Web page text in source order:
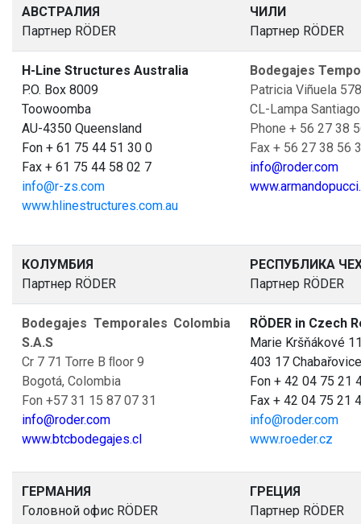
АВСТРАЛИЯ
Партнер RÖDER
ЧИЛИ
Партнер RÖDER
H-Line Structures Australia
P.O. Box 8009
Toowoomba
AU-4350 Queensland
Fon + 61 75 44 51 30 0
Fax + 61 75 44 58 02 7
info@r-zs.com
www.hlinestructures.com.au
Bodegajes
Patricia Viñuela
CL-Lampa Santiago
Phone + 56 27 38
Fax + 56 27 38 56
info@roder.com
КОЛУМБИЯ
Партнер RÖDER
РЕСПУБЛИКА
Партнер RÖDER
Bodegajes Temporales Colombia
S.A.S
Cr 7 71 Torre B ﬂoor 9
Bogotá, Colombia
Fon +57 31 15 87 07 31
info@roder.com
www.btcbodegajes.cl
RÖDER in Czech
Marie Kršňákové
403 17 Chabařovice
Fon + 42 04 75 21
Fax + 42 04 75 21
info@roder.com
www.roeder.cz
ГЕРМАНИЯ
Головной офис RÖDER
ГРЕЦИЯ
Партнер RÖDER